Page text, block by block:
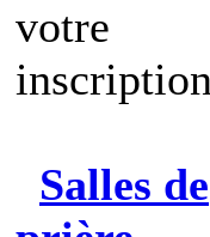
votre
Salles de